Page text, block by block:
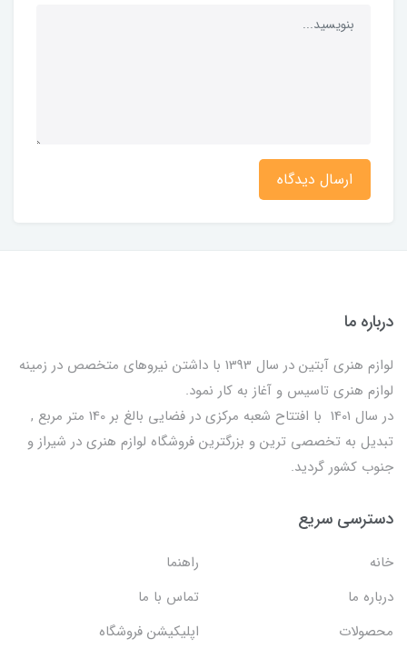
ارسال دیدگاه
درباره ما
لوازم هنری آبتین در سال 1393 با داشتن نیروهای متخصص در زمینه
لوازم هنری تاسیس و آغاز به کار نمود.
در سال 1401 با افتتاح شعبه مرکزی در فضایی بالغ بر 140 متر مربع ,
تبدیل به تخصصی ترین و بزرگترین فروشگاه لوازم هنری در شیراز و
جنوب کشور گردید.
دسترسی سریع
خانه
راهنما
درباره ما
تماس با ما
محصولات
اپلیکیشن فروشگاه